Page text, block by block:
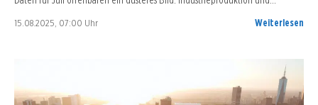
15.08.2025, 07:00 Uhr Weiterlesen